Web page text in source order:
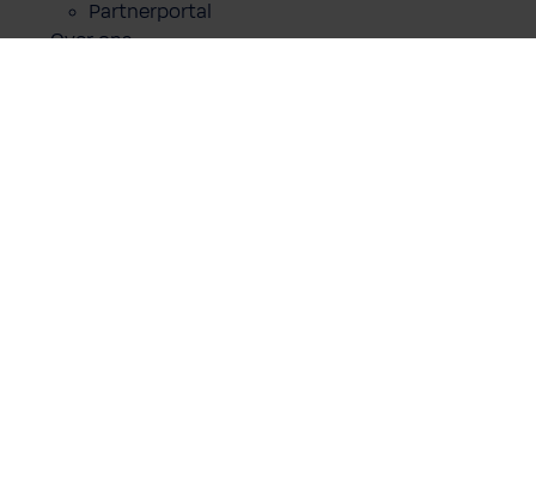
Partnerportal
Over ons